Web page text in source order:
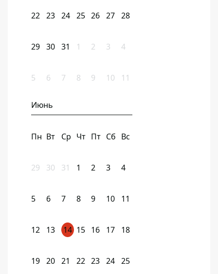
22 23 24 25 26 27 28
29 30 31 1 2 3 4
5 6 7 8 9 10 11
Июнь
Пн Вт Ср Чт Пт Сб Вс
29 30 31 1 2 3 4
5 6 7 8 9 10 11
12 13 14 15 16 17 18
19 20 21 22 23 24 25